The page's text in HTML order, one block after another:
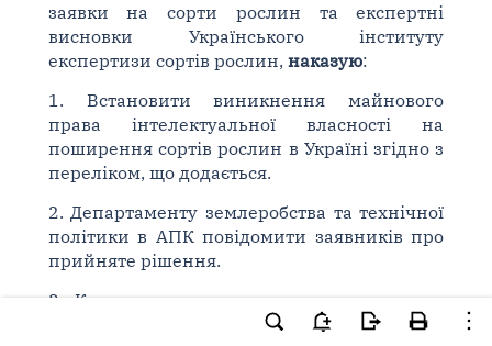
заявки на сорти рослин та експертні
висновки Українського інституту
експертизи сортів рослин, наказую:
1. Встановити виникнення майнового
права інтелектуальної власності на
поширення сортів рослин в Україні згідно з
переліком, що додається.
2. Департаменту землеробства та технічної
політики в АПК повідомити заявників про
прийняте рішення.
3. Контроль за виконанням цього наказу
покласти на першого заступника Міністра